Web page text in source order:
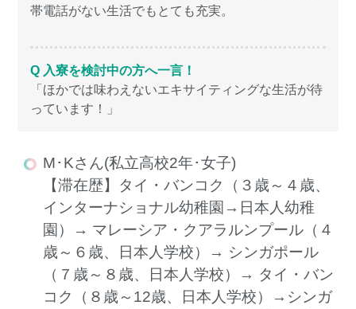
帯電話がない生活でもとても充実。
Q 入寮を検討中の方へ一言！
「ほかでは味わえないエキサイティングな生活が待
っています！」
M･Kさん(私立高校2年･女子)
【滞在歴】タイ・バンコク（３歳～４歳、
インターナショナル幼稚園→日本人幼稚
園）→ マレーシア・クアラルンプール（４
歳～６歳、日本人学校）→ シンガポール
（７歳～８歳、日本人学校）→ タイ・バン
コク（８歳～12歳、日本人学校）→シンガ